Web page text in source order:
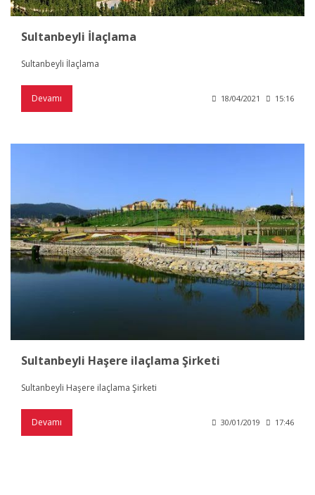
Sultanbeyli İlaçlama
Sultanbeyli İlaçlama
Devamı 18/04/2021 15:16
Sultanbeyli Haşere ilaçlama Şirketi
Sultanbeyli Haşere ilaçlama Şirketi
Devamı 30/01/2019 17:46